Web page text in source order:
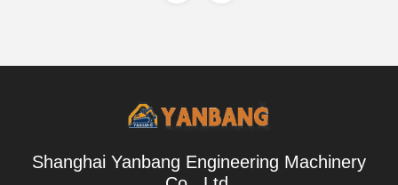
Shanghai Yanbang Engineering Machinery